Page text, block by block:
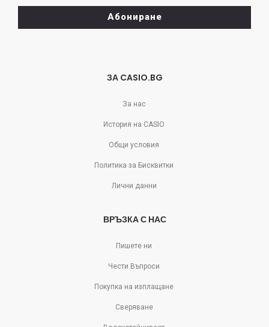
да
отпишете!
Абониране
ЗА CASIO.BG
За нас
История на CASIO
Общи условия
Политика за Бисквитки
Лични данни
ВРЪЗКА С НАС
Пишете ни
Чести Въпроси
Покупка на изплащане
Сверяване